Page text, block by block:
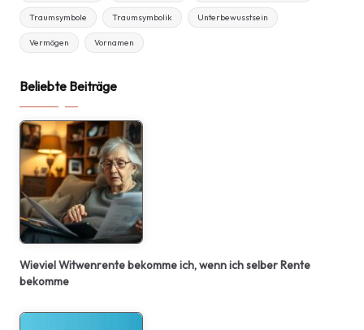
Traumsymbole Traumsymbolik Unterbewusstsein
Vermögen Vornamen
Beliebte Beiträge
Wieviel Witwenrente bekomme ich, wenn ich selber Rente
bekomme